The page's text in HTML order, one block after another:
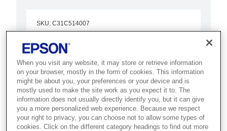
SKU: C31C514007
TM-U220B (007):
Serial, PS, NE sensor,
ECW
Best for kitchens, retail and
hospitality that need reliable,
When you visit any website, it may store or retrieve information
on your browser, mostly in the form of cookies. This information
might be about you, your preferences or your device and is
mostly used to make the site work as you expect it to. The
information does not usually directly identify you, but it can give
you a more personalized web experience. Because we respect
your right to privacy, you can choose not to allow some types of
cookies. Click on the different category headings to find out more